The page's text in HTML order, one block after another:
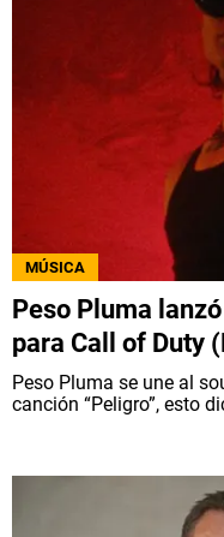
MÚSICA
Peso Pluma
para Call of Duty
Peso Pluma se une al
canción “Peligro”, esto